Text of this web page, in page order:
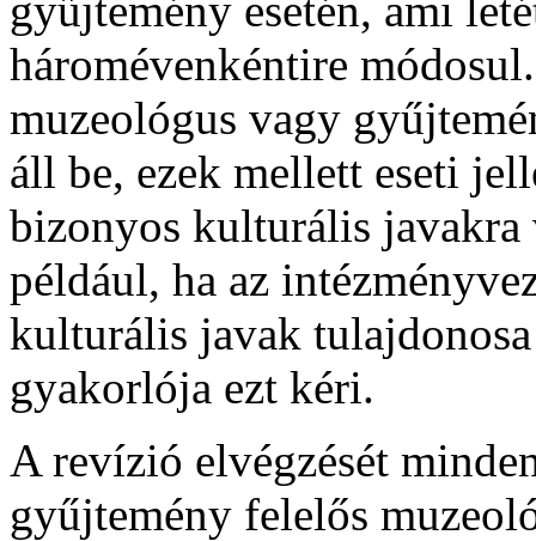
háromévenkéntire
muzeológus vagy
áll be, ezek mellett eseti
bizonyos kulturális javakra
például, ha az
kulturális javak
gyakorlója ezt kéri.
A revízió elvégzését
gyűjtemény felelős